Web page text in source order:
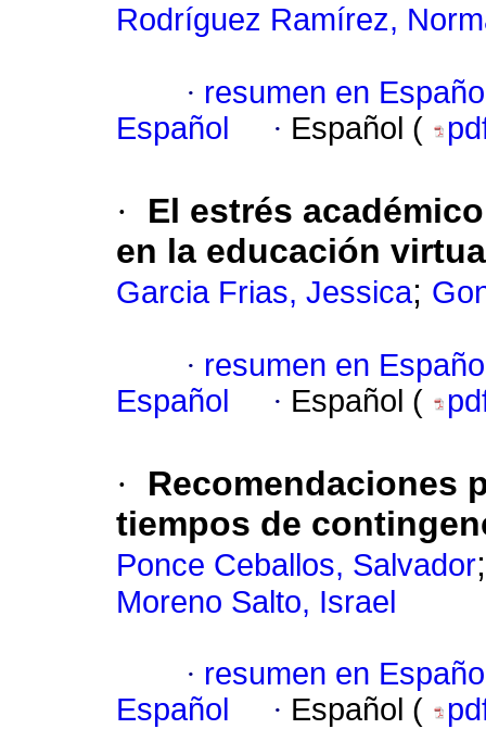
Rodríguez Ramírez,
· resumen en
Español
· Español (
·
El estrés
en la educación
Garcia Frias, Jessica;
· resumen en
Español
· Español (
·
Recomendaciones
tiempos de
Ponce Ceballos, Salvador
Moreno Salto, Israel
· resumen en
Español
· Español (